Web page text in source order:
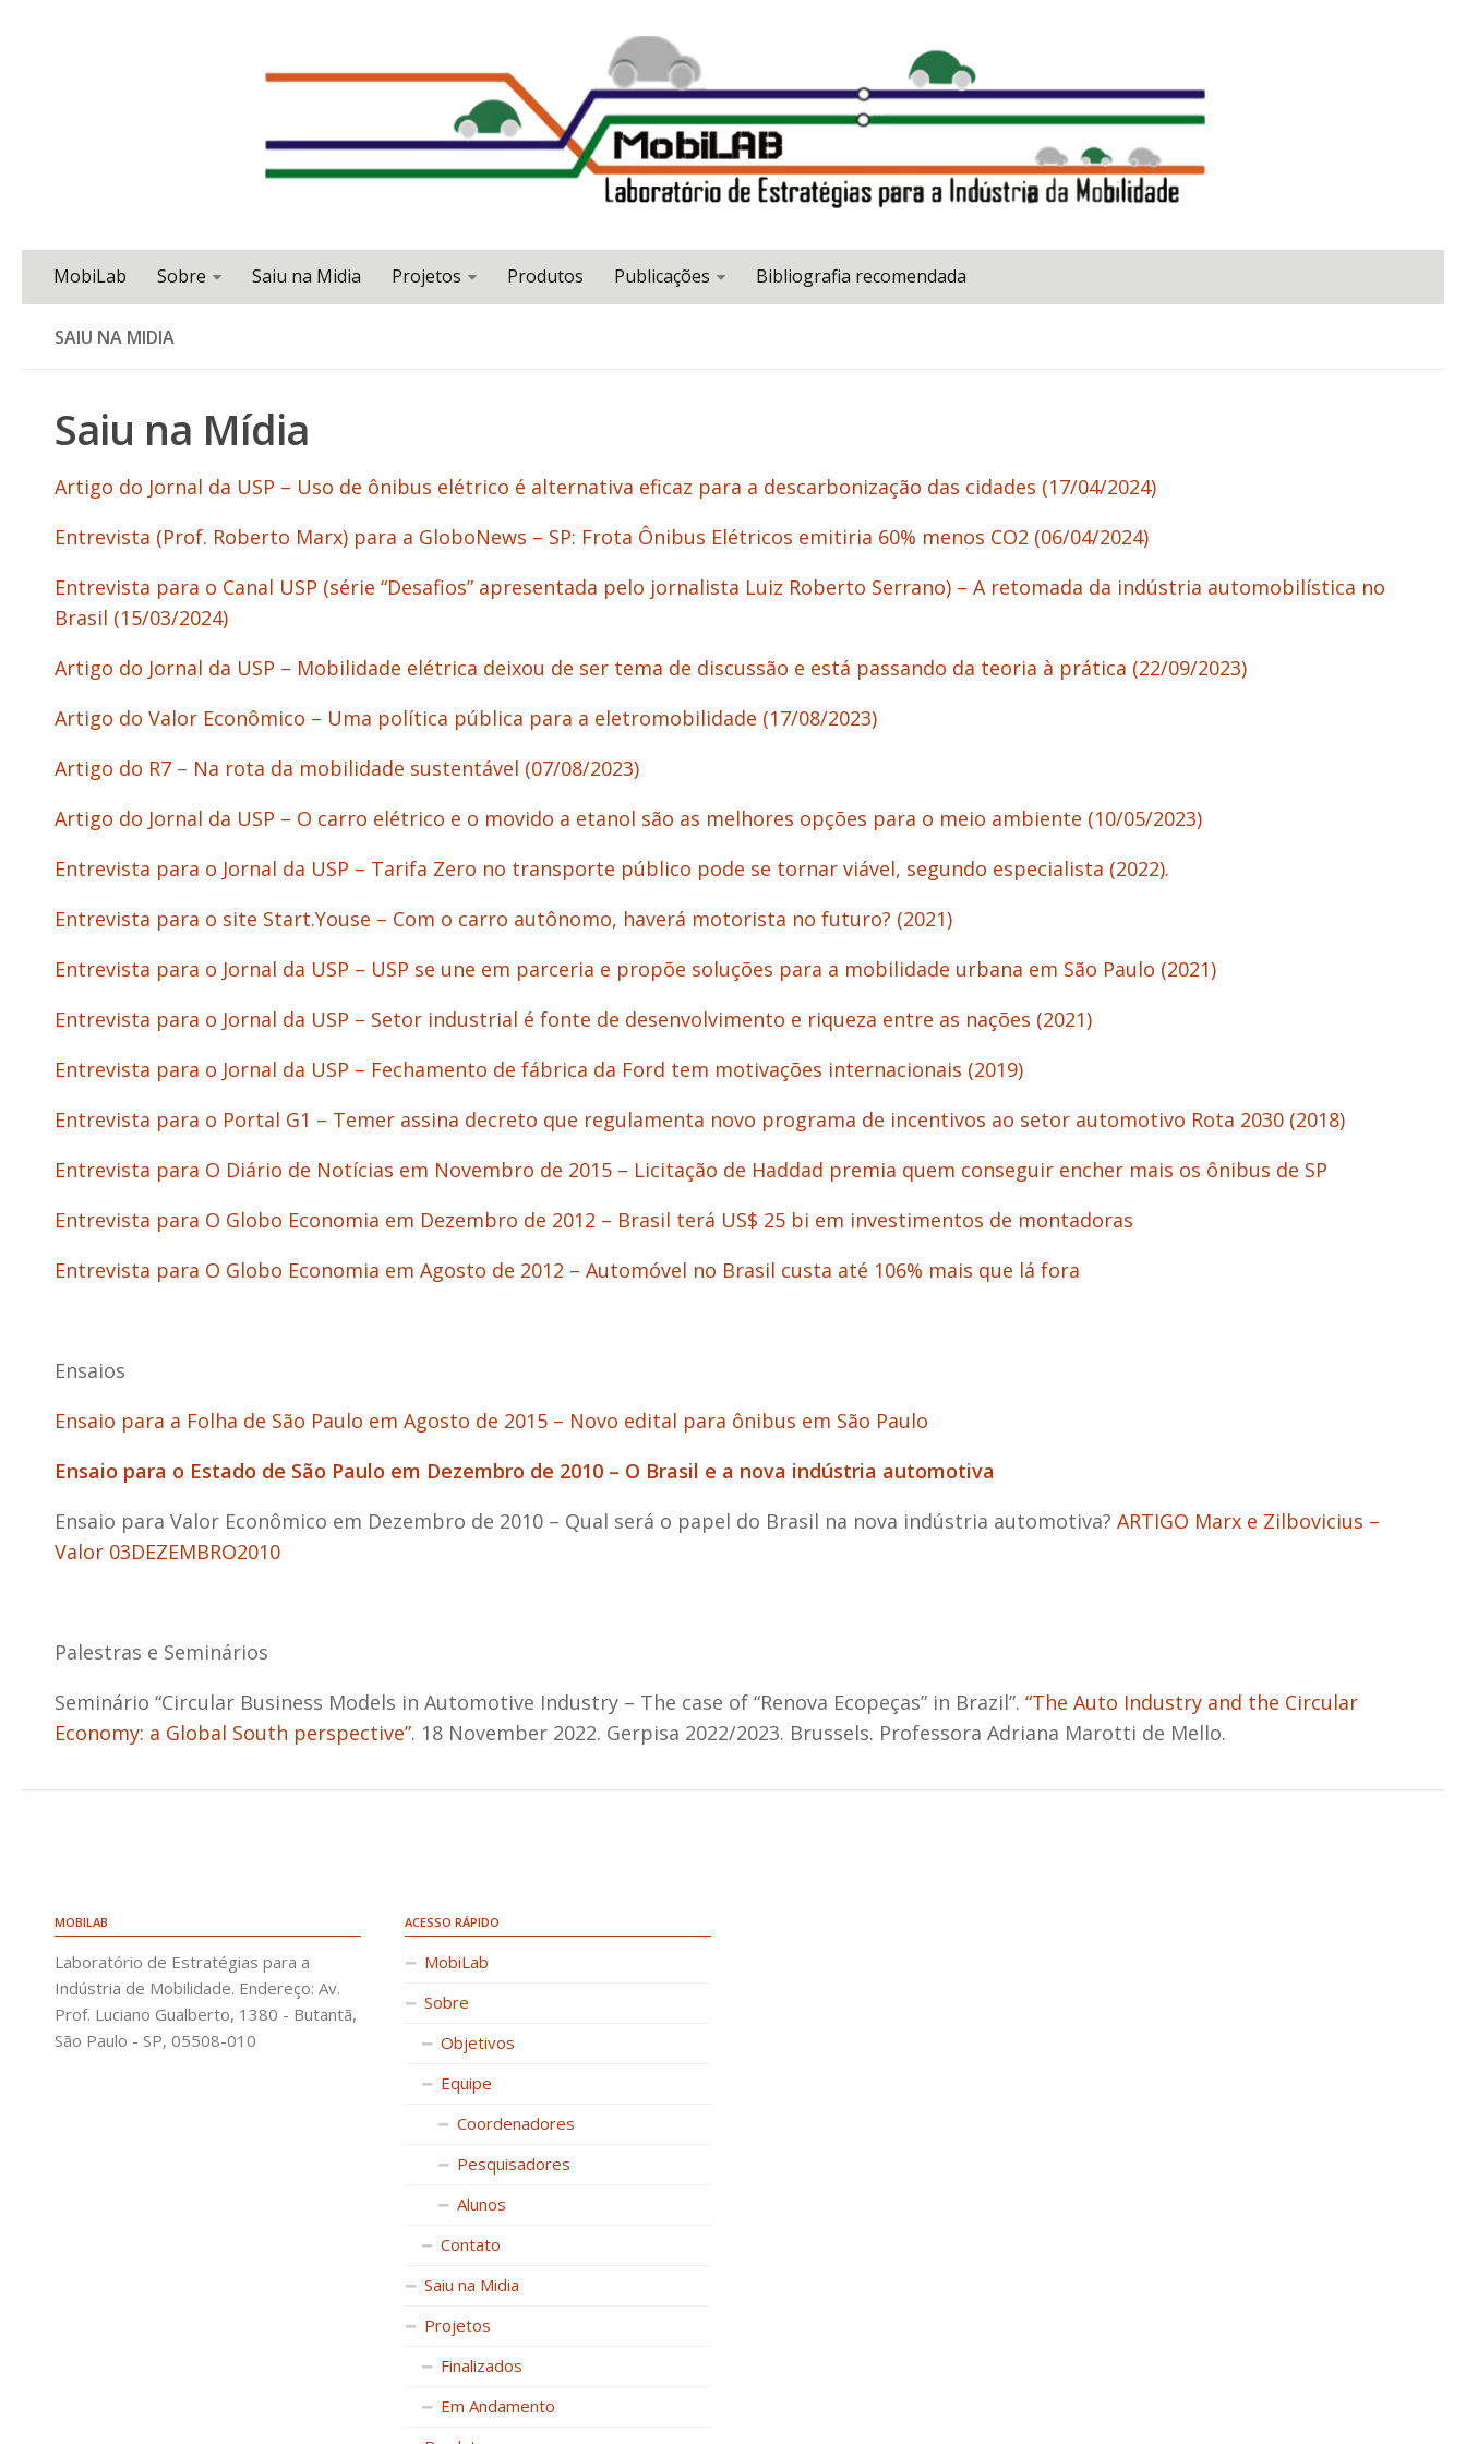
MobiLab Sobre Saiu na Midia Projetos Produtos Publicações Bibliografia recomendada
SAIU NA MIDIA
Saiu na Mídia
Artigo do Jornal da USP – Uso de ônibus elétrico é alternativa eficaz para a descarbonização das cidades (17/04/2024)
Entrevista (Prof. Roberto Marx) para a GloboNews – SP: Frota Ônibus Elétricos emitiria 60% menos CO2 (06/04/2024)
Entrevista para o Canal USP (série “Desafios” apresentada pelo jornalista Luiz Roberto Serrano) – A retomada da indústria automobilística no
Brasil (15/03/2024)
Artigo do Jornal da USP – Mobilidade elétrica deixou de ser tema de discussão e está passando da teoria à prática (22/09/2023)
Artigo do Valor Econômico – Uma política pública para a eletromobilidade (17/08/2023)
Artigo do R7 – Na rota da mobilidade sustentável (07/08/2023)
Artigo do Jornal da USP – O carro elétrico e o movido a etanol são as melhores opções para o meio ambiente (10/05/2023)
Entrevista para o Jornal da USP – Tarifa Zero no transporte público pode se tornar viável, segundo especialista (2022).
Entrevista para o site Start.Youse – Com o carro autônomo, haverá motorista no futuro? (2021)
Entrevista para o Jornal da USP – USP se une em parceria e propõe soluções para a mobilidade urbana em São Paulo (2021)
Entrevista para o Jornal da USP – Setor industrial é fonte de desenvolvimento e riqueza entre as nações (2021)
Entrevista para o Jornal da USP – Fechamento de fábrica da Ford tem motivações internacionais (2019)
Entrevista para o Portal G1 – Temer assina decreto que regulamenta novo programa de incentivos ao setor automotivo Rota 2030 (2018)
Entrevista para O Diário de Notícias em Novembro de 2015 – Licitação de Haddad premia quem conseguir encher mais os ônibus de SP
Entrevista para O Globo Economia em Dezembro de 2012 – Brasil terá US$ 25 bi em investimentos de montadoras
Entrevista para O Globo Economia em Agosto de 2012 – Automóvel no Brasil custa até 106% mais que lá fora
Ensaios
Ensaio para a Folha de São Paulo em Agosto de 2015 – Novo edital para ônibus em São Paulo
Ensaio para o Estado de São Paulo em Dezembro de 2010 – O Brasil e a nova indústria automotiva
Ensaio para Valor Econômico em Dezembro de 2010 – Qual será o papel do Brasil na nova indústria automotiva? ARTIGO Marx e Zilbovicius –
Valor 03DEZEMBRO2010
Palestras e Seminários
Seminário “Circular Business Models in Automotive Industry – The case of “Renova Ecopeças” in Brazil”. “The Auto Industry and the Circular
Economy: a Global South perspective”. 18 November 2022. Gerpisa 2022/2023. Brussels. Professora Adriana Marotti de Mello.
MOBILAB
Laboratório de Estratégias para a
Indústria de Mobilidade. Endereço: Av.
Prof. Luciano Gualberto, 1380 - Butantã,
São Paulo - SP, 05508-010
ACESSO RÁPIDO
MobiLab
Sobre
Objetivos
Equipe
Coordenadores
Pesquisadores
Alunos
Contato
Saiu na Midia
Projetos
Finalizados
Em Andamento